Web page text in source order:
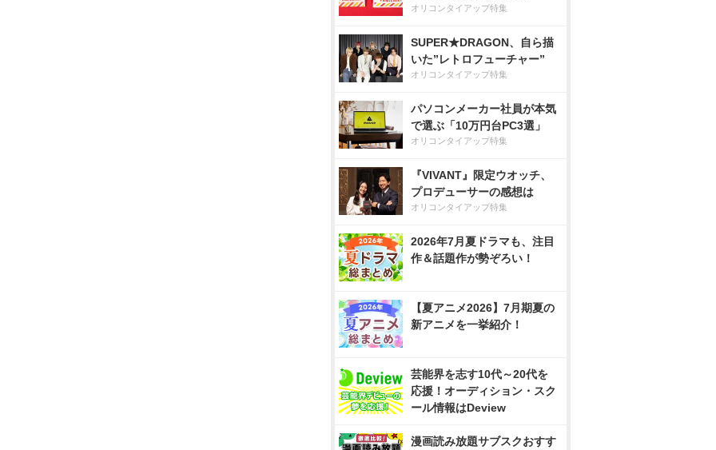
オリコンタイアップ特集
SUPER★DRAGON、自ら描
いた”レトロフューチャー”
オリコンタイアップ特集
パソコンメーカー社員が本気
で選ぶ「10万円台PC3選」
オリコンタイアップ特集
『VIVANT』限定ウオッチ、
プロデューサーの感想は
オリコンタイアップ特集
2026年7月夏ドラマも、注目
作＆話題作が勢ぞろい！
【夏アニメ2026】7月期夏の
新アニメを一挙紹介！
芸能界を志す10代～20代を
応援！オーディション・スク
ール情報はDeview
漫画読み放題サブスクおすす